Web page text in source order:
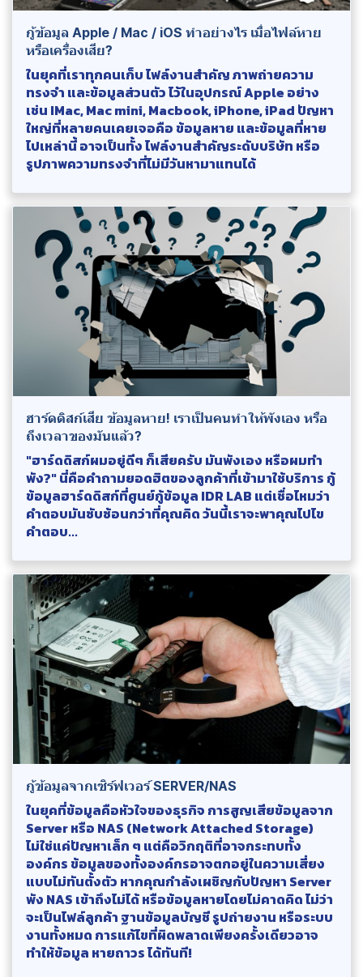
กู้ข้อมูล Apple / Mac / iOS ทำอย่างไร เมื่อไฟล์หาย
หรือเครื่องเสีย?
ในยุคที่เราทุกคนเก็บ ไฟล์งานสำคัญ ภาพถ่ายความ
ทรงจำ และข้อมูลส่วนตัว ไว้ในอุปกรณ์ Apple อย่าง
เช่น IMac, Mac mini, Macbook, iPhone, iPad ปัญหา
ใหญ่ที่หลายคนเคยเจอคือ ข้อมูลหาย และข้อมูลที่หาย
ไปเหล่านี้ อาจเป็นทั้ง ไฟล์งานสำคัญระดับบริษัท หรือ
รูปภาพความทรงจำที่ไม่มีวันหามาแทนได้
ฮาร์ดดิสก์เสีย ข้อมูลหาย! เราเป็นคนทำให้พังเอง หรือ
ถึงเวลาของมันแล้ว?
"ฮาร์ดดิสก์ผมอยู่ดีๆ ก็เสียครับ มันพังเอง หรือผมทำ
พัง?" นี่คือคำถามยอดฮิตของลูกค้าที่เข้ามาใช้บริการ กู้
ข้อมูลฮาร์ดดิสก์ที่ศูนย์กู้ข้อมูล IDR LAB แต่เชื่อไหมว่า
คำตอบมันซับซ้อนกว่าที่คุณคิด วันนี้เราจะพาคุณไปไข
คำตอบ...
กู้ข้อมูลจากเซิร์ฟเวอร์ SERVER/NAS
ในยุคที่ข้อมูลคือหัวใจของธุรกิจ การสูญเสียข้อมูลจาก
Server หรือ NAS (Network Attached Storage)
ไม่ใช่แค่ปัญหาเล็ก ๆ แต่คือวิกฤติที่อาจกระทบทั้ง
องค์กร ข้อมูลของทั้งองค์กรอาจตกอยู่ในความเสี่ยง
แบบไม่ทันตั้งตัว หากคุณกำลังเผชิญกับปัญหา Server
พัง NAS เข้าถึงไม่ได้ หรือข้อมูลหายโดยไม่คาดคิด ไม่ว่า
จะเป็นไฟล์ลูกค้า ฐานข้อมูลบัญชี รูปถ่ายงาน หรือระบบ
งานทั้งหมด การแก้ไขที่ผิดพลาดเพียงครั้งเดียวอาจ
ทำให้ข้อมูล หายถาวร ได้ทันที!